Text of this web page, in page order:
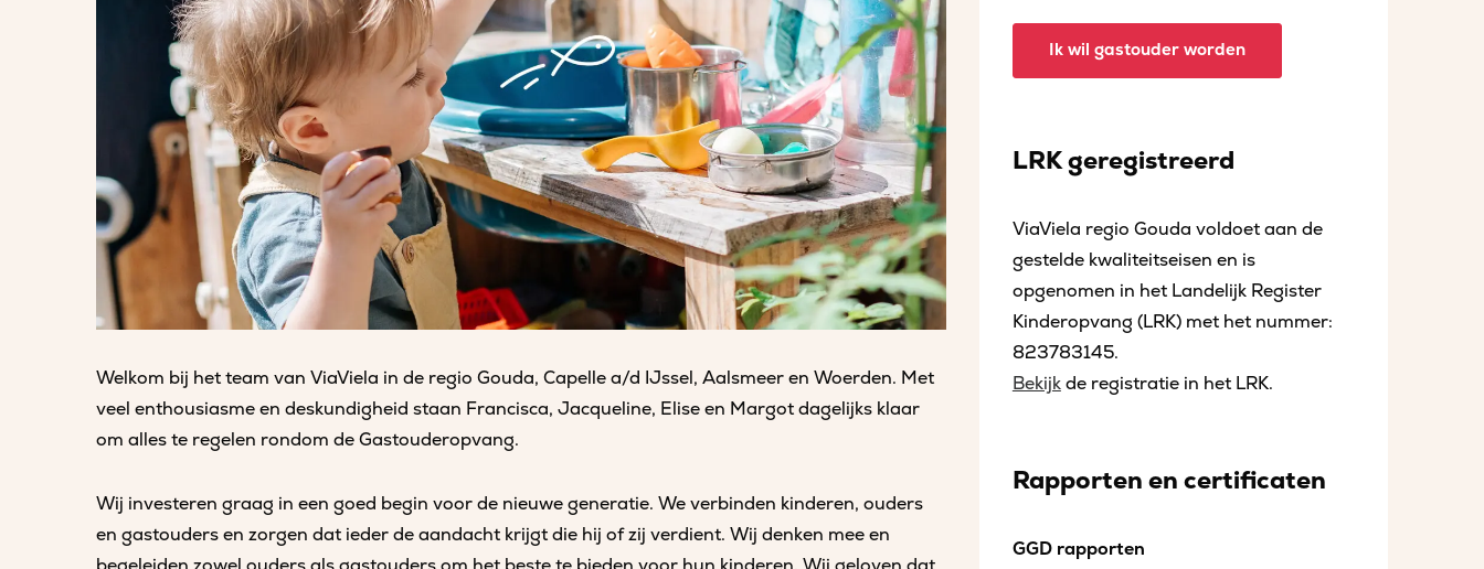
Welkom bij het team van ViaViela in de regio Gouda, Capelle a/d IJssel, Aalsmeer en Woerden. Met
veel enthousiasme en deskundigheid staan Francisca, Jacqueline, Elise en Margot dagelijks klaar
om alles te regelen rondom de Gastouderopvang.
Wij investeren graag in een goed begin voor de nieuwe generatie. We verbinden kinderen, ouders
en gastouders en zorgen dat ieder de aandacht krijgt die hij of zij verdient. Wij denken mee en
Ik wil gastouder worden
LRK geregistreerd
ViaViela regio Gouda voldoet aan de
gestelde kwaliteitseisen en is
opgenomen in het Landelijk Register
Kinderopvang (LRK) met het nummer:
823783145.
Bekijkde registratie in het LRK.
Rapporten en certificaten
GGD rapporten